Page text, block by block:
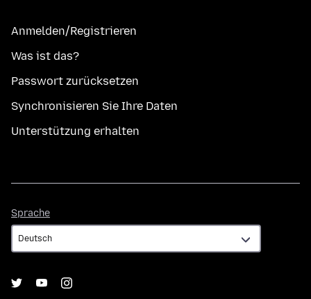
Anmelden/Registrieren
Was ist das?
Passwort zurücksetzen
Synchronisieren Sie Ihre Daten
Unterstützung erhalten
Sprache